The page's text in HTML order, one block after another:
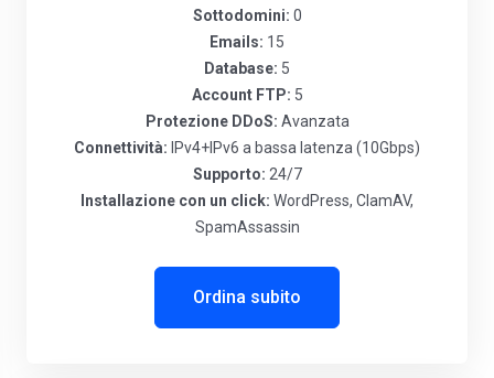
Sottodomini: 0
Emails: 15
Database: 5
Account FTP: 5
Protezione DDoS: Avanzata
Connettività: IPv4+IPv6 a bassa latenza (10Gbps)
Supporto: 24/7
Installazione con un click: WordPress, ClamAV,
SpamAssassin
Ordina subito